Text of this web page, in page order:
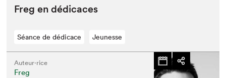
Freg en dédicaces
Séance de dédicace Jeunesse
Auteur·rice
Freg